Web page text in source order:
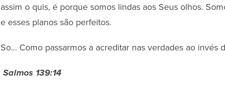
assim o quis, é porque somos lindas aos Seus olhos.
e esses planos são perfeitos.
So… Como passarmos a acreditar nas verdades ao invés
Salmos 139:14